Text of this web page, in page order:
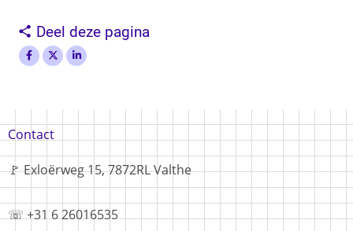
Deel deze pagina
Voet
Contact
🚩 Exloërweg 15, 7872RL Valthe
☏ +31 6 26016535